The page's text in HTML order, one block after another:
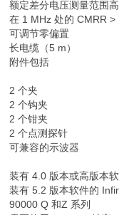
额定差分电压测量范围
在 1 MHz 处的 CMRR >
可调节零偏置
长电缆（5 m）
附件包括
2 个夹
2 个钩夹
2 个钳夹
2 个点测探针
可兼容的示波器
装有 4.0 版本或高版本
装有 5.2 版本软件的
90000 Q 和Z 系列